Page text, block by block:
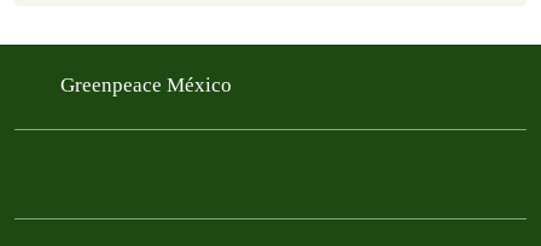
Greenpeace México